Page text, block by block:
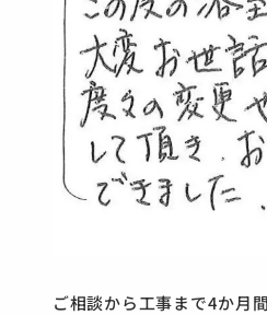
ご相談から工事まで4か月